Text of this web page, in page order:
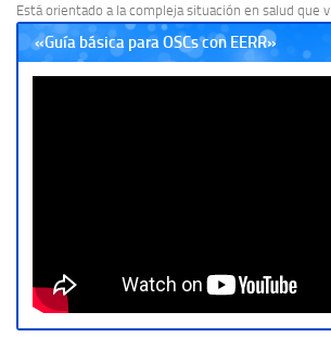
Está orientado a la compleja situación en salud que
«Guía básica para OSCs con EERR»